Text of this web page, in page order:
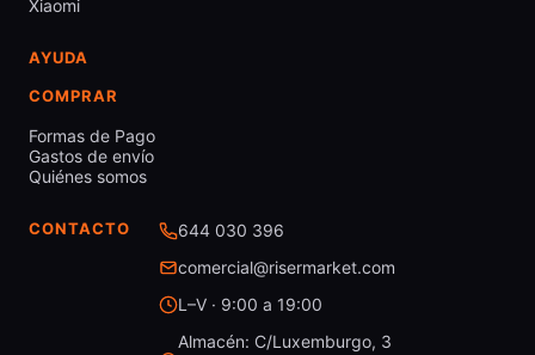
Xiaomi
AYUDA
COMPRAR
Formas de Pago
Gastos de envío
Quiénes somos
CONTACTO
644 030 396
comercial@risermarket.com
L–V · 9:00 a 19:00
Almacén: C/Luxemburgo, 3